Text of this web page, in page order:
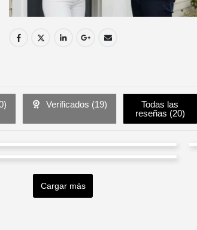
) Verificados (19)
Todas las
reseñas (20)
SIN DUDA LOS RECOMENDARE."
para enviar detalles desde el exterior
ágil y absolutamente
Cargar más